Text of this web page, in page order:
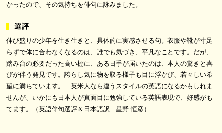
かったので、その気持ちを俳句に詠みました。
伸び盛りの少年を生き生きと、具体的に実感させる句。衣服や靴が寸足
らずで体に合わなくなるのは、誰でも気づき、平凡なことです。だが、
踏み台の必要だった高い棚に、ある日手が届いたのは、本人の驚きと喜
びが伴う発見です。誇らし気に物を取る様子も目に浮かび、若々しい希
望に満ちています。 英米人なら違うスタイルの英語になるかもしれま
せんが、いかにも日本人が真面目に勉強している英語表現で、好感がも
てます。（英語俳句選評＆日本語訳 星野 恒彦）